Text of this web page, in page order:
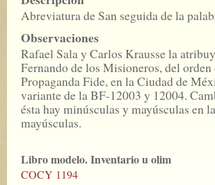
Abreviatura de San seguida de la
Observaciones
Rafael Sala y Carlos Krausse la
Fernando de los Misioneros, del orden
Propaganda Fide, en la Ciudad de
variante de la BF-12003 y 12004.
ésta hay minúsculas y mayúsculas en
mayúsculas.
Libro modelo. Inventario u olim
COCY 1194